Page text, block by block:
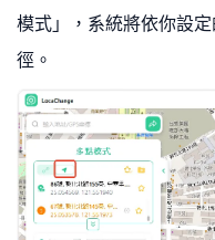
模式」，系統將依你設
徑。